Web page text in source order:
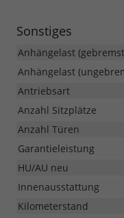
Sonstiges
Anhängelast
Anhängelast
Antriebsart
Anzahl Sitzplätze
Anzahl Türen
Garantieleistung
HU/AU neu
Innenausstattung
Kilometerstand